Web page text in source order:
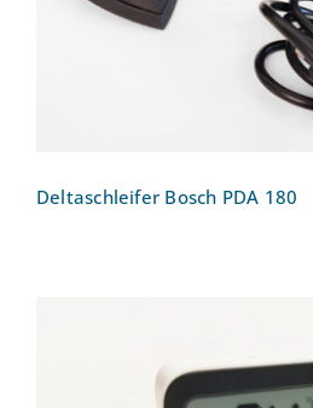
Deltaschleifer Bosch PDA 180